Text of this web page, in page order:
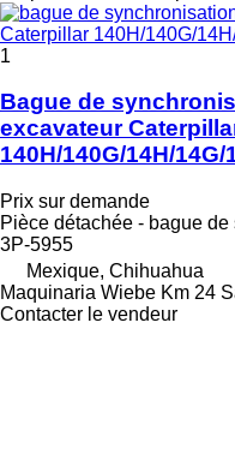
1
Bague de
excavateur
140H/140G/14H/14G/
Prix sur demande
Pièce détachée - bague
3P-5955
Mexique, Chihuahua
Maquinaria Wiebe Km 24
Contacter le vendeur